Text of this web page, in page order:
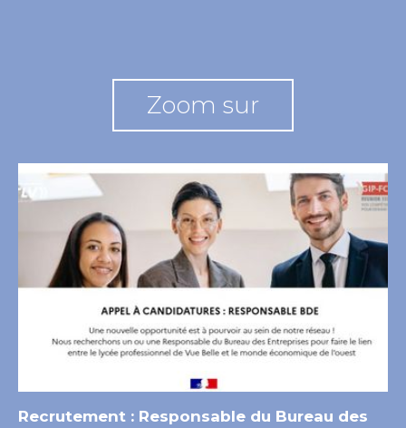
Zoom sur
Recrutement : Responsable du Bureau des